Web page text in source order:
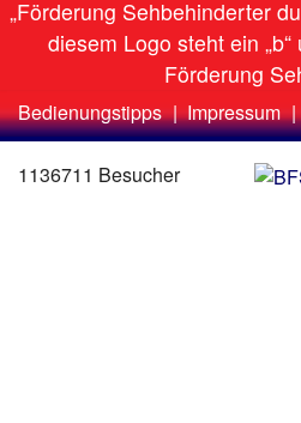
Zweit-
Menü
Bedienungstipps | Impressum |
1136711 Besucher